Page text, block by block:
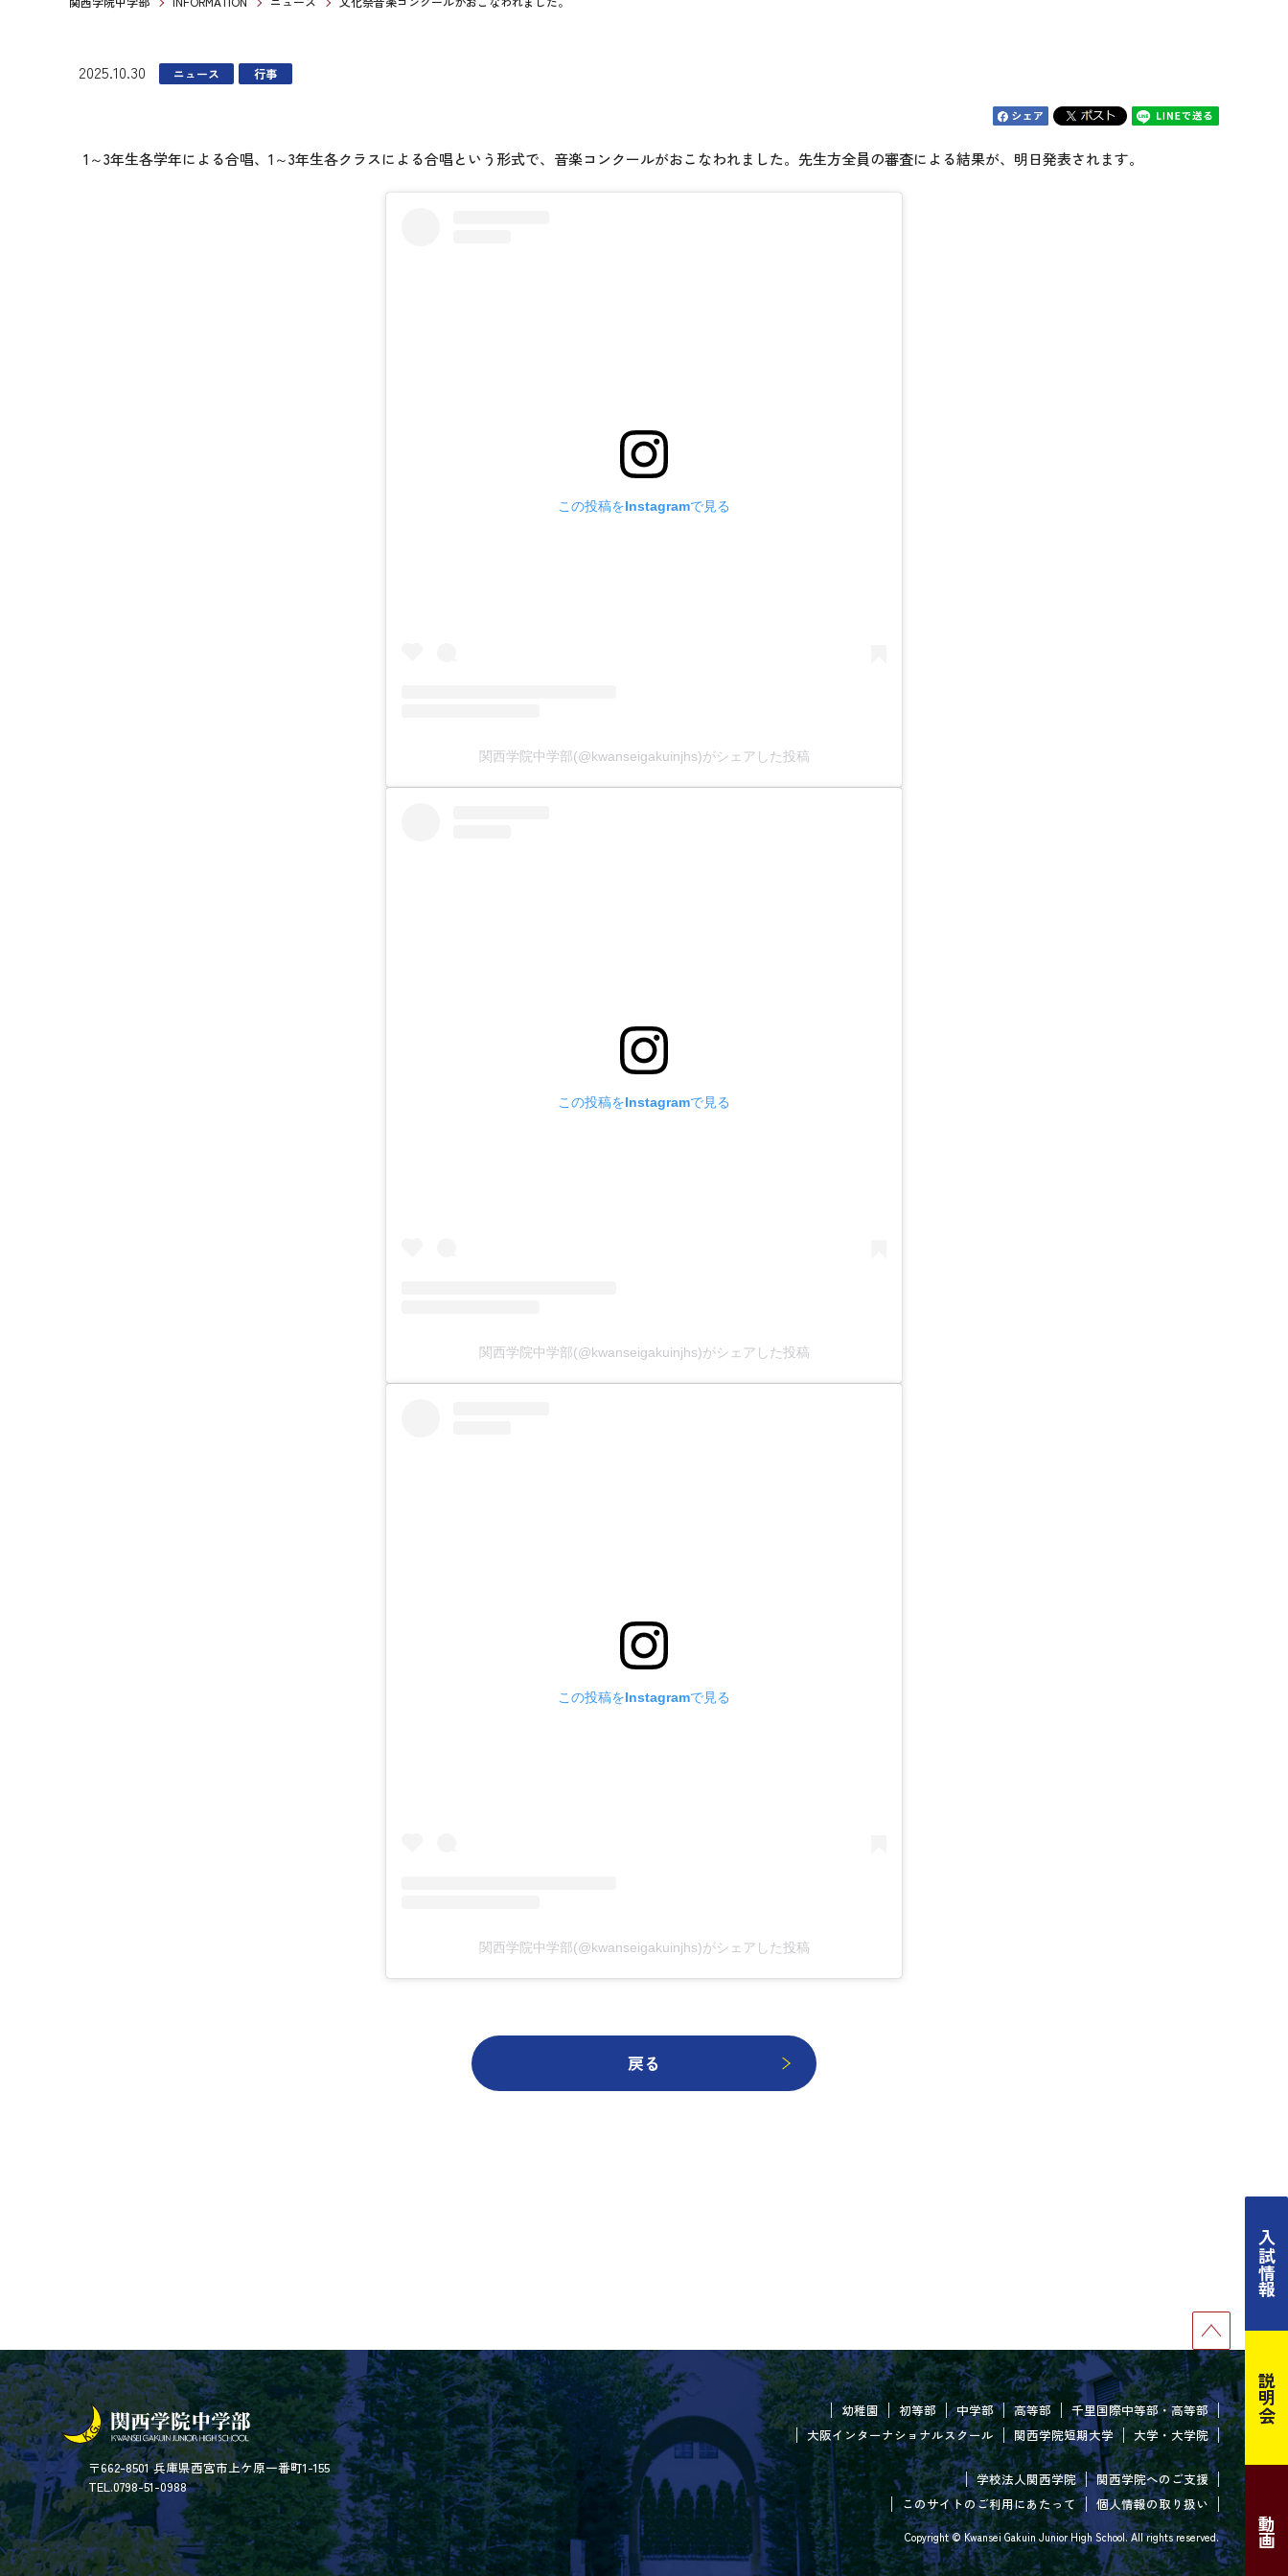
入試情報
説明会
動画
2025.10.30 ニュース 行事
1～3年生各学年による合唱、1～3年生各クラスによる合唱という形式で、音楽コンクールがおこなわれました。先生方全員の審査による結果が、明日発表されます。
この投稿をInstagramで見る
関西学院中学部(@kwanseigakuinjhs)がシェアした投稿
この投稿をInstagramで見る
関西学院中学部(@kwanseigakuinjhs)がシェアした投稿
この投稿をInstagramで見る
関西学院中学部(@kwanseigakuinjhs)がシェアした投稿
戻る
〒662-8501 兵庫県西宮市上ケ原一番町1-155
TEL.0798-51-0988
幼稚園 初等部 中学部 高等部
千里国際中等部・高等部
大阪インターナショナルスクール
関西学院短期大学 大学・大学院
学校法人関西学院
関西学院へのご支援
このサイトのご利用にあたって
個人情報の取り扱い
Copyright © Kwansei Gakuin Junior High School. All rights reserved.